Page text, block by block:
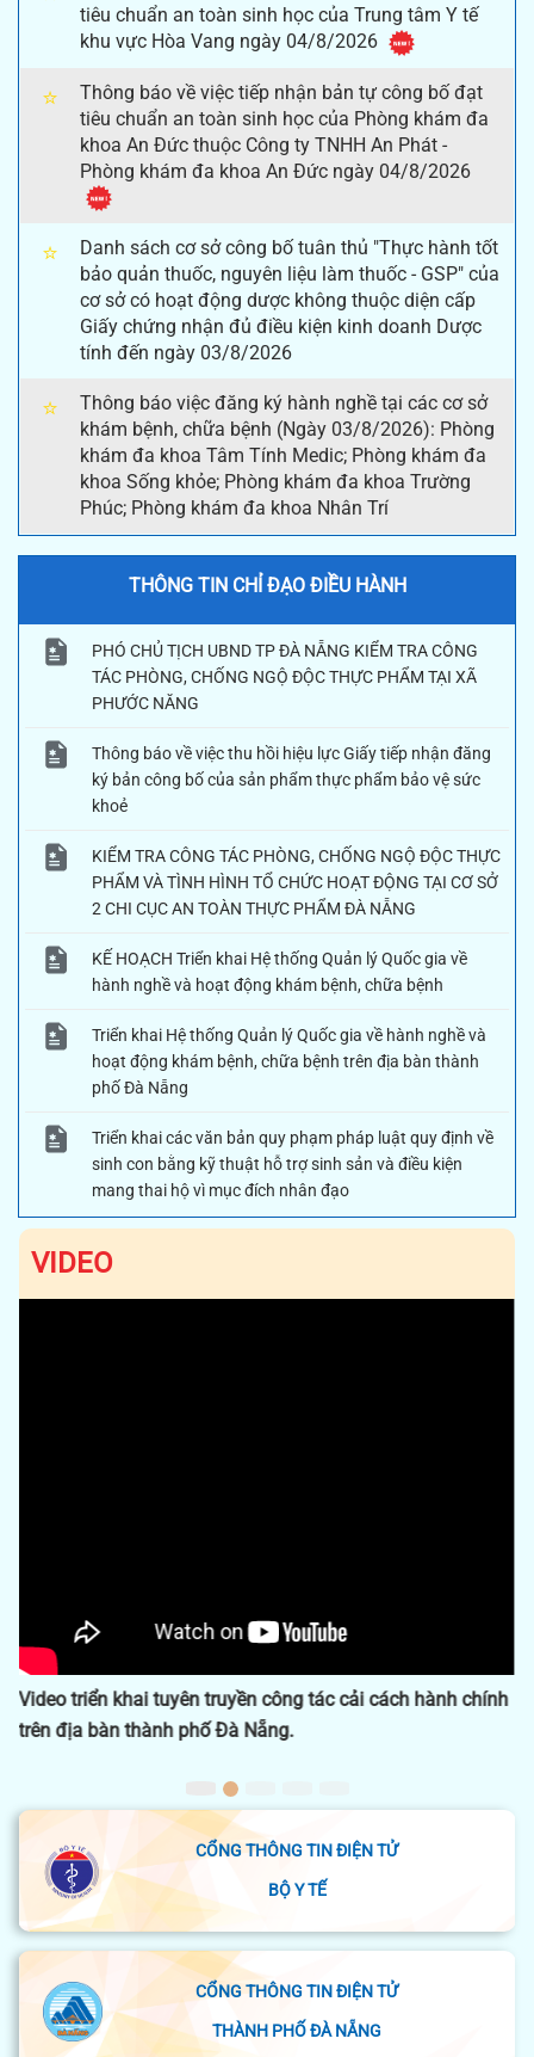
tiêu chuẩn an toàn sinh học của Trung tâm Y tế
khu vực Hòa Vang ngày 04/8/2026
⭐
Thông báo về việc tiếp nhận bản tự công bố đạt
tiêu chuẩn an toàn sinh học của Phòng khám đa
khoa An Đức thuộc Công ty TNHH An Phát -
Phòng khám đa khoa An Đức ngày 04/8/2026
⭐
Danh sách cơ sở công bố tuân thủ "Thực hành tốt
bảo quản thuốc, nguyên liệu làm thuốc - GSP" của
cơ sở có hoạt động dược không thuộc diện cấp
Giấy chứng nhận đủ điều kiện kinh doanh Dược
tính đến ngày 03/8/2026
⭐
Thông báo việc đăng ký hành nghề tại các cơ sở
khám bệnh, chữa bệnh (Ngày 03/8/2026): Phòng
khám đa khoa Tâm Tính Medic; Phòng khám đa
khoa Sống khỏe; Phòng khám đa khoa Trường
Phúc; Phòng khám đa khoa Nhân Trí
THÔNG TIN CHỈ ĐẠO ĐIỀU HÀNH
PHÓ CHỦ TỊCH UBND TP ĐÀ NẴNG KIỂM TRA CÔNG
TÁC PHÒNG, CHỐNG NGỘ ĐỘC THỰC PHẨM TẠI XÃ
PHƯỚC NĂNG
Thông báo về việc thu hồi hiệu lực Giấy tiếp nhận đăng
ký bản công bố của sản phẩm thực phẩm bảo vệ sức
khoẻ
KIỂM TRA CÔNG TÁC PHÒNG, CHỐNG NGỘ ĐỘC THỰC
PHẨM VÀ TÌNH HÌNH TỔ CHỨC HOẠT ĐỘNG TẠI CƠ SỞ
2 CHI CỤC AN TOÀN THỰC PHẨM ĐÀ NẴNG
KẾ HOẠCH Triển khai Hệ thống Quản lý Quốc gia về
hành nghề và hoạt động khám bệnh, chữa bệnh
Triển khai Hệ thống Quản lý Quốc gia về hành nghề và
hoạt động khám bệnh, chữa bệnh trên địa bàn thành
phố Đà Nẵng
Triển khai các văn bản quy phạm pháp luật quy định về
sinh con bằng kỹ thuật hỗ trợ sinh sản và điều kiện
mang thai hộ vì mục đích nhân đạo
VIDEO
Dấu ấn công tác y tế 2024
CỔNG THÔNG TIN ĐIỆN TỬ
BỘ Y TẾ
CỔNG THÔNG TIN ĐIỆN TỬ
THÀNH PHỐ ĐÀ NẴNG